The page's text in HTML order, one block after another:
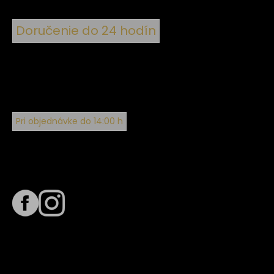
Doručenie do 24 hodín
Pri objednávke do 14:00 h